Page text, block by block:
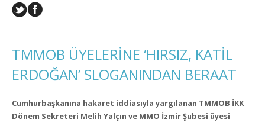
TMMOB ÜYELERİNE ‘HIRSIZ, KATİL
ERDOĞAN’ SLOGANINDAN BERAAT
Cumhurbaşkanına hakaret iddiasıyla yargılanan TMMOB İKK
Dönem Sekreteri Melih Yalçın ve MMO İzmir Şubesi üyesi